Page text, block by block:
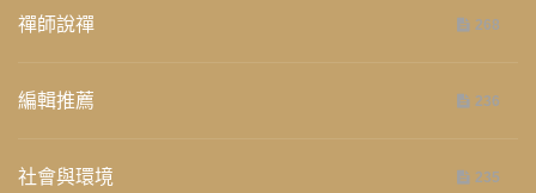
禪師說禪 268
編輯推薦 236
社會與環境 235